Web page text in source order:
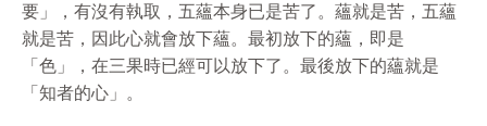
要」，有沒有執取，五蘊本身已是苦了。蘊就是苦，五蘊
就是苦，因此心就會放下蘊。最初放下的蘊，即是
「色」，在三果時已經可以放下了。最後放下的蘊就是
「知者的心」。